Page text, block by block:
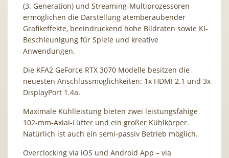
(3. Generation) und Streaming-Multiprozessoren
ermöglichen die Darstellung atemberaubender
Grafikeffekte, beeindruckend hohe Bildraten sowie KI-
Beschleunigung für Spiele und kreative
Anwendungen.
Die KFA2 GeForce RTX 3070 Modelle besitzen die
neuesten Anschlussmöglichkeiten: 1x HDMI 2.1 und 3x
DisplayPort 1.4a.
Maximale Kühlleistung bieten zwei leistungsfähige
102-mm-Axial-Lüfter und ein großer Kühlkörper.
Natürlich ist auch ein semi-passiv Betrieb möglich.
Overclocking via iOS und Android App – via